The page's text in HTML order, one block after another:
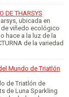
DE THARSYS
ubicada en
de viñedo ecológico
hace a la luz de la
de la variedad
Mundo de Triatlón
de Triatlón de
de Luna Sparkling